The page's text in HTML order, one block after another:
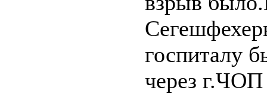
госпиталу
через